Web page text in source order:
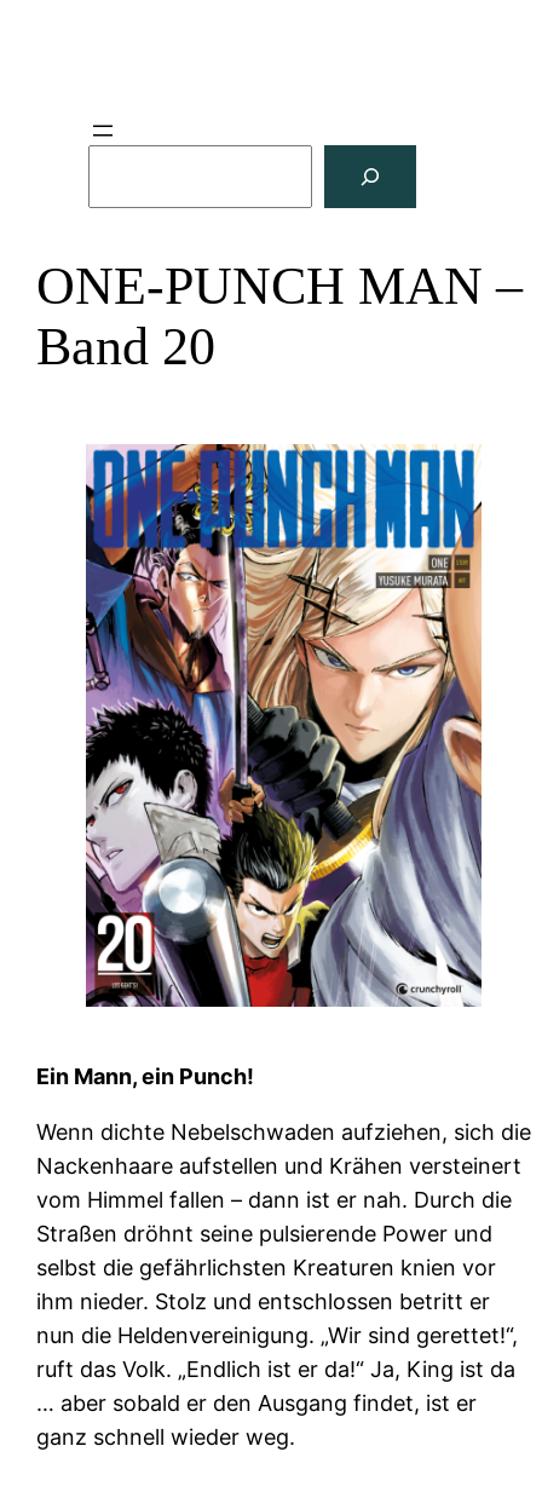
e
ONE-PUNCH MAN –
Band 20
Ein Mann, ein Punch!
Wenn dichte Nebelschwaden aufziehen, sich die
Nackenhaare aufstellen und Krähen versteinert
vom Himmel fallen – dann ist er nah. Durch die
Straßen dröhnt seine pulsierende Power und
selbst die gefährlichsten Kreaturen knien vor
ihm nieder. Stolz und entschlossen betritt er
nun die Heldenvereinigung. „Wir sind gerettet!“,
ruft das Volk. „Endlich ist er da!“ Ja, King ist da
… aber sobald er den Ausgang findet, ist er
ganz schnell wieder weg.